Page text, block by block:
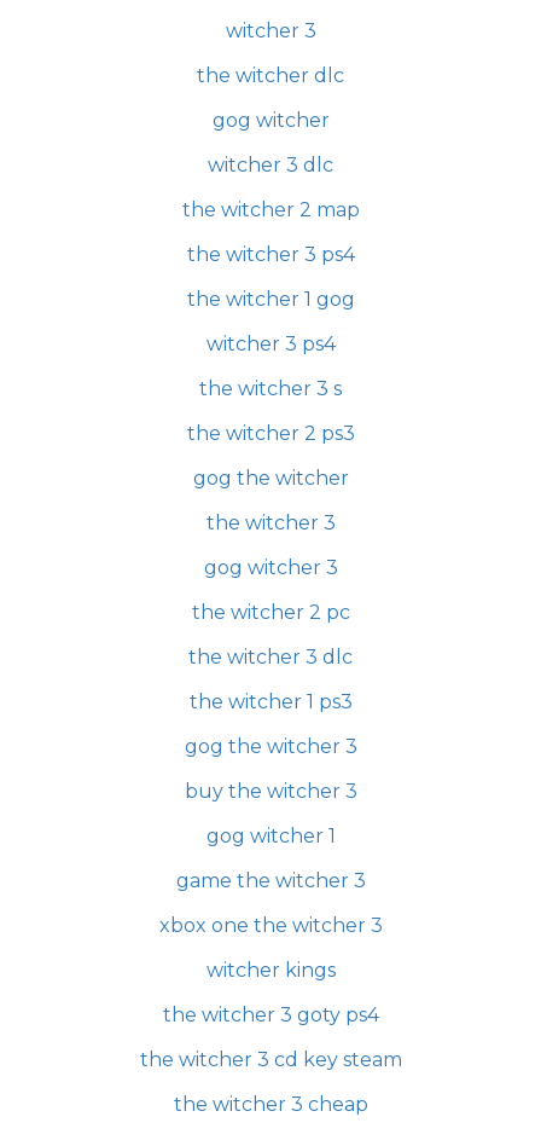
witcher 3
the witcher dlc
gog witcher
witcher 3 dlc
the witcher 2 map
the witcher 3 ps4
the witcher 1 gog
witcher 3 ps4
the witcher 3 s
the witcher 2 ps3
gog the witcher
the witcher 3
gog witcher 3
the witcher 2 pc
the witcher 3 dlc
the witcher 1 ps3
gog the witcher 3
buy the witcher 3
gog witcher 1
game the witcher 3
xbox one the witcher 3
witcher kings
the witcher 3 goty ps4
the witcher 3 cd key steam
the witcher 3 cheap